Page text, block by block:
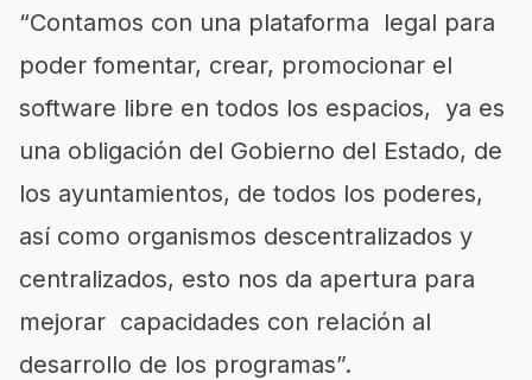
“Contamos con una plataforma legal para
poder fomentar, crear, promocionar el
software libre en todos los espacios, ya es
una obligación del Gobierno del Estado, de
los ayuntamientos, de todos los poderes,
así como organismos descentralizados y
centralizados, esto nos da apertura para
mejorar capacidades con relación al
desarrollo de los programas”.